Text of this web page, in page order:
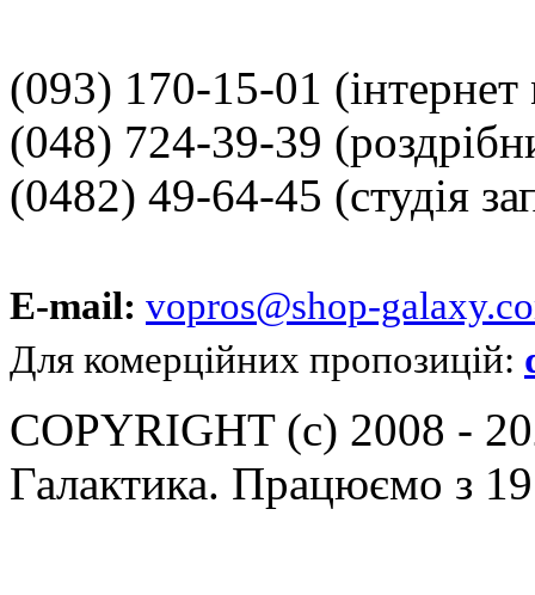
(093) 170-15-01
(048) 724-39-39
(0482) 49-64-45 (студія
E-mail: vopros@shop-
Для комерційних пропозицій:
COPYRIGHT (c) 2008 -
Галактика. Працюємо з